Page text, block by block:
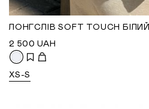
ЛОНГСЛІВ SOFT TOUCH БІЛИЙ
2 500 UAH
XS-S